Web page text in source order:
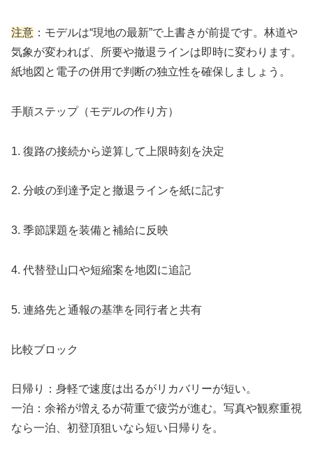
注意 ：モデルは“現地の最新”で上書きが前提です。林道や
気象が変われば、所要や撤退ラインは即時に変わります。
紙地図と電子の併用で判断の独立性を確保しましょう。
手順ステップ（モデルの作り方）
1. 復路の接続から逆算して上限時刻を決定
2. 分岐の到達予定と撤退ラインを紙に記す
3. 季節課題を装備と補給に反映
4. 代替登山口や短縮案を地図に追記
5. 連絡先と通報の基準を同行者と共有
比較ブロック
日帰り：身軽で速度は出るがリカバリーが短い。
一泊：余裕が増えるが荷重で疲労が進む。写真や観察重視
なら一泊、初登頂狙いなら短い日帰りを。